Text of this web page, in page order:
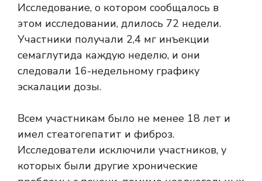
Исследование, о котором сообщалось в
этом исследовании, длилось 72 недели.
Участники получали 2,4 мг инъекции
семаглутида каждую неделю, и они
следовали 16-недельному графику
эскалации дозы.
Всем участникам было не менее 18 лет и
имел стеатогепатит и фиброз.
Исследователи исключили участников, у
которых были другие хронические